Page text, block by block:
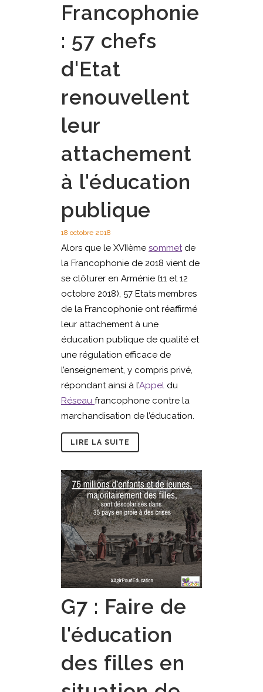
Francophonie
: 57 chefs
d'Etat
renouvellent
leur
attachement
à l'éducation
publique
18 octobre 2018
Alors que le XVIIème sommetde
la Francophonie de 2018 vient de
se clôturer en Arménie (11 et 12
octobre 2018), 57 Etats membres
de la Francophonie ont réaffirmé
leur attachement à une
éducation publique de qualité et
une régulation efficace de
l’enseignement, y compris privé,
répondant ainsi à l’Appel du
Réseau francophone contre la
marchandisation de l’éducation.
LIRE LA SUITE
G7 : Faire de
l'éducation
des filles en